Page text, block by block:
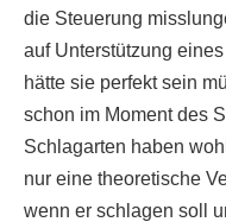
die Steuerung
auf Unterstützung
hätte sie perfekt sein
schon im Moment des
Schlagarten haben
nur eine theoretische
wenn er schlagen soll